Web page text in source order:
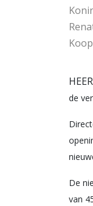
de
De
van